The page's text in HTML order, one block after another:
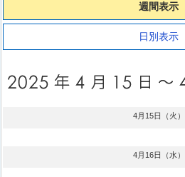
週間表示
日別表示
4月15日（火）
4月16日（水）